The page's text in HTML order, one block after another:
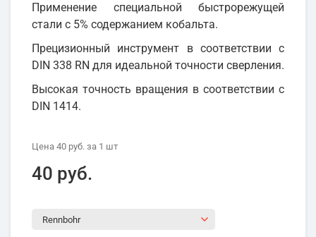
Применение специальной быстрорежущей
стали с 5% содержанием кобальта.
Прецизионный инструмент в соответствии с
DIN 338 RN для идеальной точности сверления.
Высокая точность вращения в соответствии с
DIN 1414.
Цена 40 руб. за 1 шт
40 руб.